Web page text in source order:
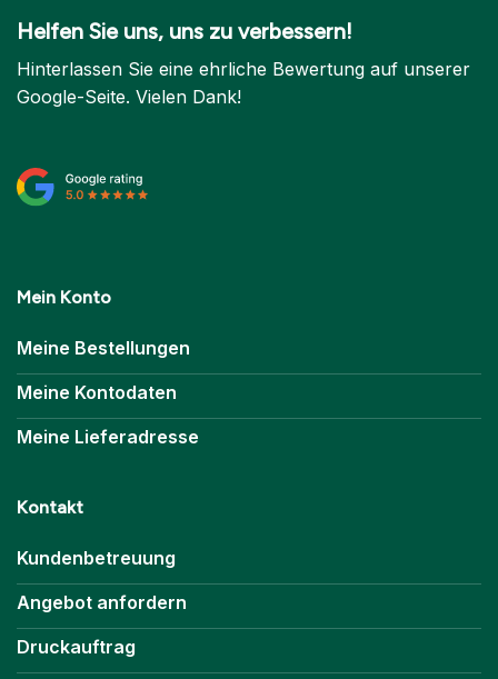
Helfen Sie uns, uns zu verbessern!
Hinterlassen Sie eine ehrliche Bewertung auf unserer
Google-Seite. Vielen Dank!
Mein Konto
Meine Bestellungen
Meine Kontodaten
Meine Lieferadresse
Kontakt
Kundenbetreuung
Angebot anfordern
Druckauftrag